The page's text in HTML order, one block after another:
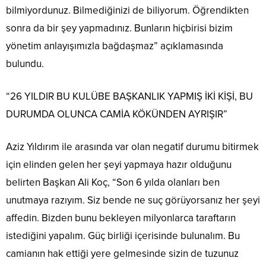
bilmiyordunuz. Bilmediğinizi de biliyorum. Öğrendikten
sonra da bir şey yapmadınız. Bunların hiçbirisi bizim
yönetim anlayışımızla bağdaşmaz” açıklamasında
bulundu.
“26 YILDIR BU KULÜBE BAŞKANLIK YAPMIŞ İKİ KİŞİ, BU
DURUMDA OLUNCA CAMİA KÖKÜNDEN AYRIŞIR”
Aziz Yıldırım ile arasında var olan negatif durumu bitirmek
için elinden gelen her şeyi yapmaya hazır olduğunu
belirten Başkan Ali Koç, “Son 6 yılda olanları ben
unutmaya razıyım. Siz bende ne suç görüyorsanız her şeyi
affedin. Bizden bunu bekleyen milyonlarca taraftarın
istediğini yapalım. Güç birliği içerisinde bulunalım. Bu
camianın hak ettiği yere gelmesinde sizin de tuzunuz